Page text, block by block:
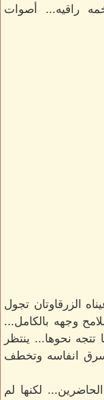
راقيه... أصوات
الزرقاوتان تجول
وجهه بالكامل...
تتجه نحوها... ينتظر
تسرق انفاسه وتخطف
لكنها لم